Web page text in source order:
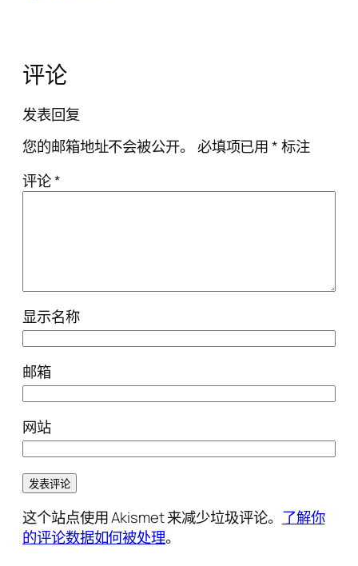
评论
发表回复
您的邮箱地址不会被公开。 必填项已用*标注
评论*
显示名称
邮箱
网站
这个站点使用 Akismet 来减少垃圾评论。 了解你
的评论数据如何被处理。